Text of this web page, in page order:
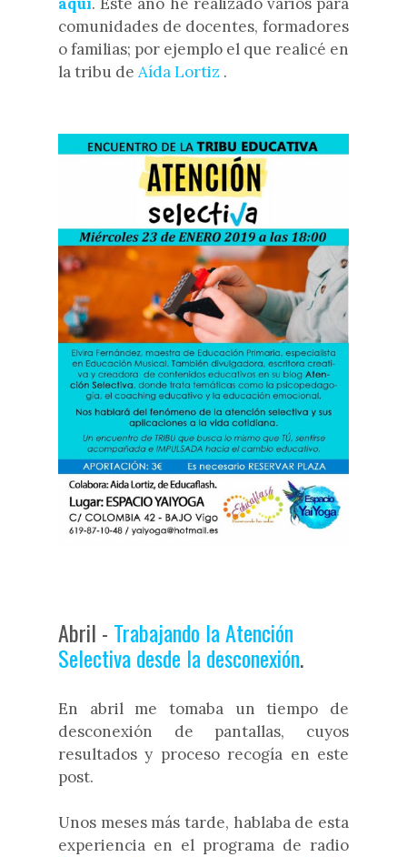
comunidades de docentes, formadores
o familias; por ejemplo el que realicé en
la tribu de Aída Lortiz .
Abril - Trabajando la Atención
Selectiva desde la desconexión.
En abril me tomaba un tiempo de
desconexión de pantallas, cuyos
resultados y proceso recogía en este
post.
Unos meses más tarde, hablaba de esta
experiencia en el programa de radio